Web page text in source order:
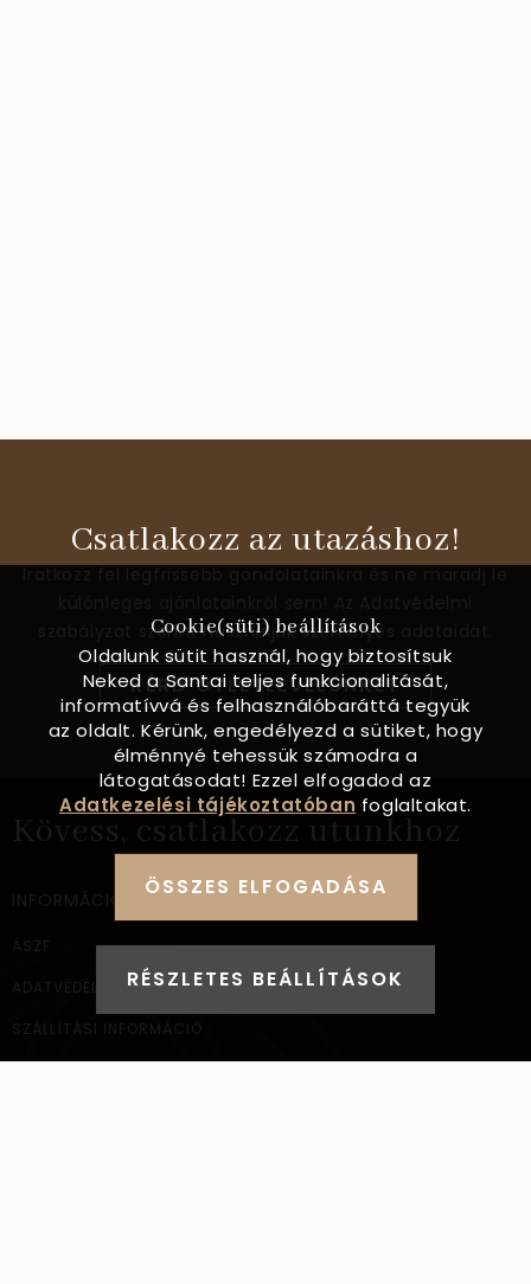
Csatlakozz az utazáshoz!
szabályzat szerint használjuk személyes adataidat.
KÉRD ÖTLETLEVELÜNKET
Kövess, csatlakozz utunkhoz
INFORMÁCIÓ
ÁSZF
ADATVÉDELEM
SZÁLLÍTÁSI INFORMÁCIÓ
Cookie(süti) beállítások
Oldalunk sütit használ, hogy biztosítsuk
Neked a Santai teljes funkcionalitását,
informatívvá és felhasználóbaráttá tegyük
az oldalt. Kérünk, engedélyezd a sütiket, hogy
élménnyé tehessük számodra a
látogatásodat! Ezzel elfogadod az
Adatkezelési tájékoztatóban foglaltakat.
ÖSSZES ELFOGADÁSA
RÉSZLETES BEÁLLÍTÁSOK